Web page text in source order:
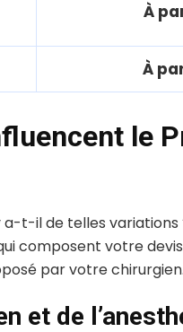
À
À
le
t-il de telles variations
composent votre
par votre chirurgien.
et de